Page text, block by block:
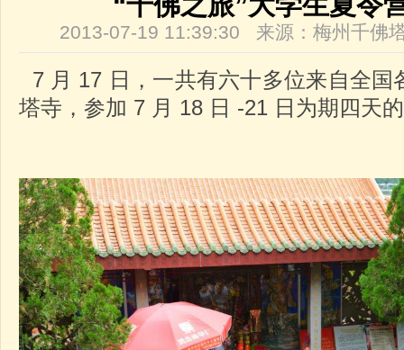
2013-07-19 11:39:30 来源：梅州千佛
7 月 17 日，一共有六十多位来自全国
塔寺，参加 7 月 18 日 -21 日为期四天